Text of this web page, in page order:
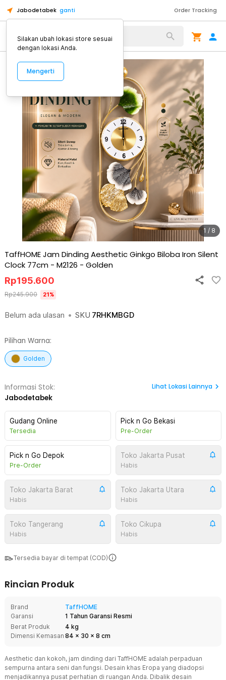
Jabodetabek ganti Order Tracking
Alat Kopi
1 / 8
TaffHOME Jam Dinding Aesthetic Ginkgo Biloba Iron Silent
Clock 77cm - M2126 - Golden
Belum ada ulasan • SKU 7RHKMBGD
Rp195.600
Rp245.900 21%
Pilihan Warna:
Golden
Informasi Stok:
Jabodetabek
Lihat Lokasi Lainnya
Gudang Online
Tersedia
Pick n Go Bekasi
Pre-Order
Pick n Go Depok
Pre-Order
Toko Jakarta Pusat
Habis
Toko Jakarta Barat
Habis
Toko Jakarta Utara
Habis
Toko Tangerang
Habis
Toko Cikupa
Habis
Tersedia bayar di tempat (COD)
Rincian Produk
Brand
TaffHOME
Garansi
1 Tahun Garansi Resmi
Berat Produk
4 kg
Dimensi Kemasan 84 x 30 x 8 cm
Aesthetic dan kokoh, jam dinding dari TaffHOME adalah perpaduan
sempurna antara seni dan fungsi. Desain khas Eropa yang diadopsi
menjadikannya pusat perhatian di ruangan Anda. Dibalik desain
Silakan ubah lokasi store sesuai
dengan lokasi Anda.
Mengerti